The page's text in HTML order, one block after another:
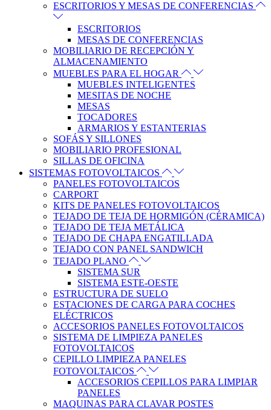
ESCRITORIOS Y MESAS DE CONFERENCIAS
ESCRITORIOS
MESAS DE CONFERENCIAS
MOBILIARIO DE RECEPCIÓN Y
ALMACENAMIENTO
MUEBLES PARA EL HOGAR
MUEBLES INTELIGENTES
MESITAS DE NOCHE
MESAS
TOCADORES
ARMARIOS Y ESTANTERIAS
SOFÁS Y SILLONES
MOBILIARIO PROFESIONAL
SILLAS DE OFICINA
SISTEMAS FOTOVOLTAICOS
PANELES FOTOVOLTAICOS
CARPORT
KITS DE PANELES FOTOVOLTAICOS
TEJADO DE TEJA DE HORMIGÓN (CÉRAMICA)
TEJADO DE TEJA METÁLICA
TEJADO DE CHAPA ENGATILLADA
TEJADO CON PANEL SANDWICH
TEJADO PLANO
SISTEMA SUR
SISTEMA ESTE-OESTE
ESTRUCTURA DE SUELO
ESTACIONES DE CARGA PARA COCHES
ELÉCTRICOS
ACCESORIOS PANELES FOTOVOLTAICOS
SISTEMA DE LIMPIEZA PANELES
FOTOVOLTAICOS
CEPILLO LIMPIEZA PANELES
FOTOVOLTAICOS
ACCESORIOS CEPILLOS PARA LIMPIAR
PANELES
MAQUINAS PARA CLAVAR POSTES